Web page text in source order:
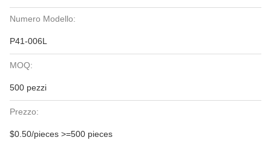
Numero Modello:
P41-006L
MOQ:
500 pezzi
Prezzo:
$0.50/pieces >=500 pieces